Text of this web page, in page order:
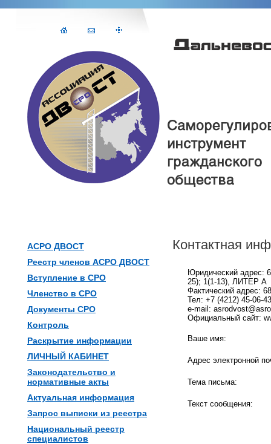
АСРО ДВОСТ
Реестр членов АСРО ДВОСТ
Вступление в СРО
Членство в СРО
Документы СРО
Контроль
Раскрытие информации
ЛИЧНЫЙ КАБИНЕТ
Законодательство и
нормативные акты
Актуальная информация
Запрос выписки из реестра
Национальный реестр
специалистов
Контактная
Юридический адрес:
25); 1(1-13), ЛИТЕР А
Фактический адрес:
Тел: +7 (4212) 45-06-
e-mail:
Официальный сайт:
Ваше имя:
Адрес электронной
Тема письма:
Текст сообщения: